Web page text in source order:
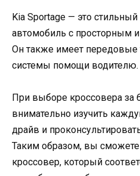
Kia Sportage — это
автомобиль с просторным
Он также имеет передовые
системы помощи водителю.
При выборе кроссовера за
внимательно изучить
драйв и
Таким образом, вы
кроссовер, который